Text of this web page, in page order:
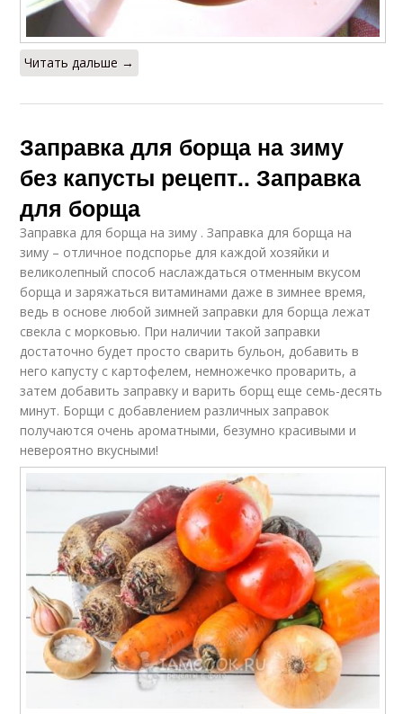
Читать дальше →
Заправка для борща на зиму
без капусты рецепт.. Заправка
для борща
Заправка для борща на зиму . Заправка для борща на
зиму – отличное подспорье для каждой хозяйки и
великолепный способ наслаждаться отменным вкусом
борща и заряжаться витаминами даже в зимнее время,
ведь в основе любой зимней заправки для борща лежат
свекла с морковью. При наличии такой заправки
достаточно будет просто сварить бульон, добавить в
него капусту с картофелем, немножечко проварить, а
затем добавить заправку и варить борщ еще семь-десять
минут. Борщи с добавлением различных заправок
получаются очень ароматными, безумно красивыми и
невероятно вкусными!